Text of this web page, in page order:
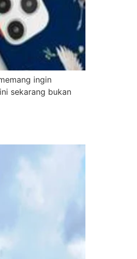
ingin
sekarang bukan